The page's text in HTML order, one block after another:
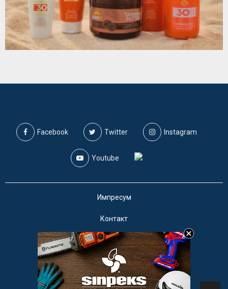
Facebook Twitter Instagram
Youtube
Импресум
Контакт
Маркетинг
Услови за користење
@2019 - A1on. Сите права задржани.